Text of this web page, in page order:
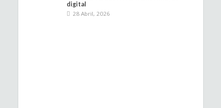
digital
28 Abril, 2026